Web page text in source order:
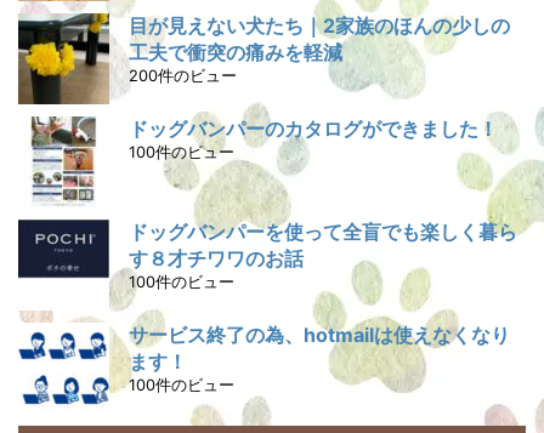
目が見えない犬たち｜2家族のほんの少しの
工夫で衝突の痛みを軽減
200件のビュー
ドッグバンパーのカタログができました！
100件のビュー
ドッグバンパーを使って全盲でも楽しく暮ら
す８才チワワのお話
100件のビュー
サービス終了の為、hotmailは使えなくなり
ます！
100件のビュー